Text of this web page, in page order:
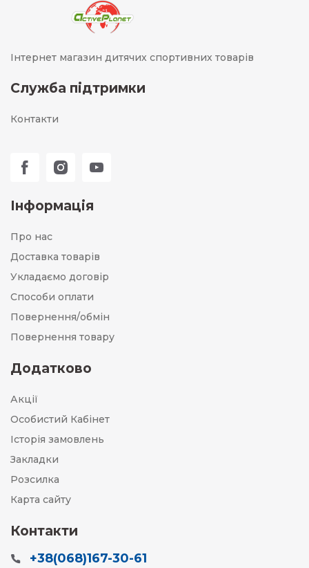
Інтернет магазин дитячих спортивних товарів
Служба підтримки
Контакти
Інформація
Про нас
Доставка товарів
Укладаємо договір
Способи оплати
Повернення/обмін
Повернення товару
Додатково
Акції
Особистий Кабінет
Історія замовлень
Закладки
Розсилка
Карта сайту
Контакти
+38(068)167-30-61